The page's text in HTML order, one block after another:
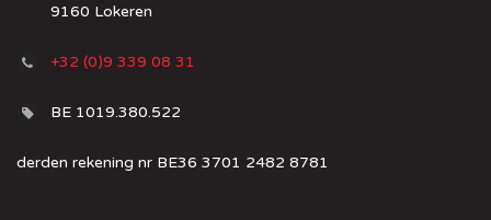
9160 Lokeren
+32 (0)9 339 08 31
BE 1019.380.522
derden rekening nr BE36 3701 2482 8781